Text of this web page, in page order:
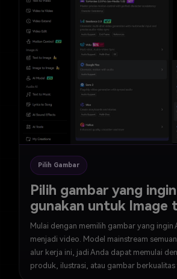
Pilih Gambar
Pilih gambar yang
gunakan untuk Image
Mulai dengan memilih gambar yang ingin
menjadi video. Model mainstream
alur kerja ini, jadi Anda dapat memulai
produk, ilustrasi, atau gambar berkualitas